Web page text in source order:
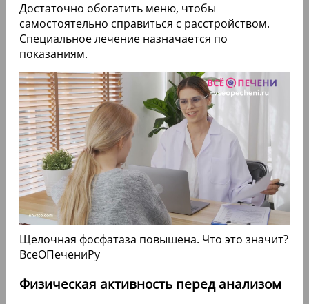
Достаточно обогатить меню, чтобы
самостоятельно справиться с расстройством.
Специальное лечение назначается по
показаниям.
Щелочная фосфатаза повышена. Что это значит?
ВсеОПечениРу
Физическая активность перед анализом